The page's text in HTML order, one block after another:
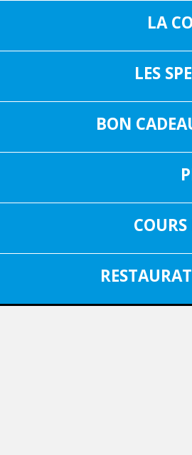
05 37 04 01 02
LA
LES
BON
SPECTACLE DU 27 JUILLET
Aucun spectacle